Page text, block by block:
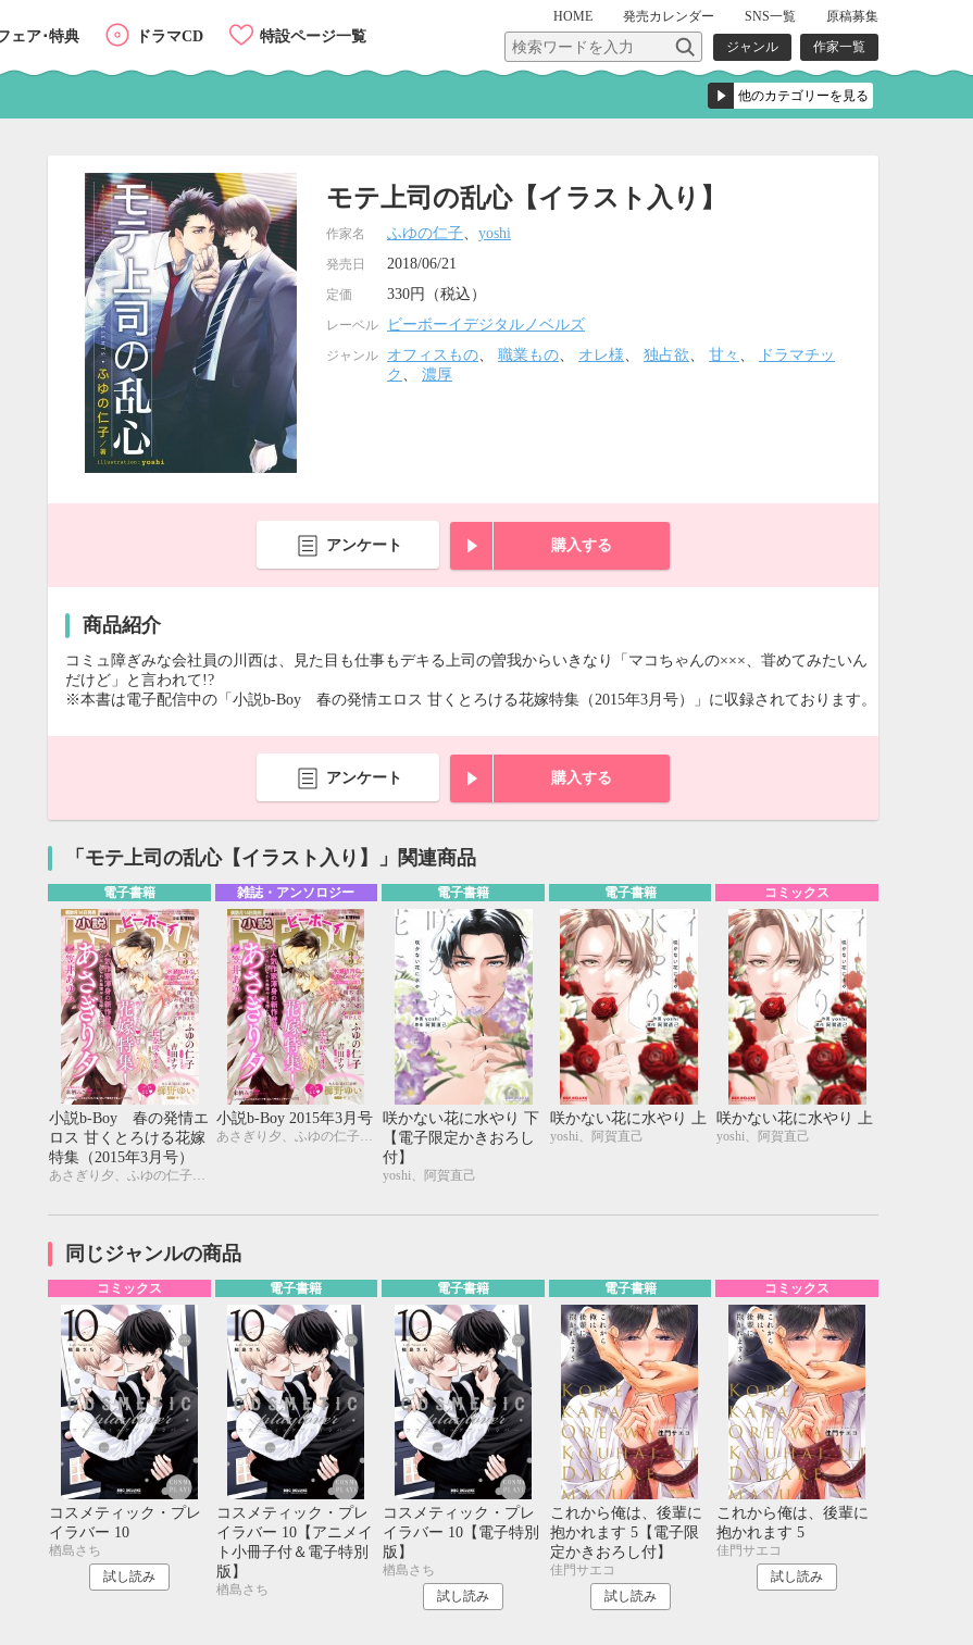
HOME 発売カレンダー SNS一覧
原稿募集
ジャンル
作家一覧
ェア･特典 ドラマCD 特設ページ一覧
モテ上司の乱心【イラスト入り】
作家名 ふゆの仁子、 yoshi
発売日 2018/06/21
定価 330円（税込）
レーベル ビーボーイデジタルノベルズ
ジャンル オフィスもの、 職業もの、 オレ様、 独占欲、 甘々 、
ドラマチッ
ク 、 濃厚
アンケート 購入する
商品紹介
コミュ障ぎみな会社員の川西は、見た目も仕事もデキる上司の曽我からいきなり「マコちゃんの×××、甞めてみたいん
だけど」と言われて!?
※本書は電子配信中の「小説b-Boy 春の発情エロス 甘くとろける花嫁特集（2015年3月号）」に収録されております。
アンケート 購入する
「モテ上司の乱心【イラスト入り】」関連商品
電子書籍
小説b-Boy 春の発情エ
ロス 甘くとろける花嫁
特集（2015年3月号）
雑誌・アンソロジー
小説b-Boy 2015年3月号
あさぎり夕、ふゆの仁子、吉田ナツ、比奈咲カオル、来栖みさ、笠井あゆみ、yoshi、高峰 顕、綺羅かぼす、瑞原ザクロ
電子書籍
咲かない花に水やり 下
【電子限定かきおろし
付】
yoshi、阿賀直己
電子書籍
咲かない花に水やり 上
yoshi、阿賀直己
コミックス
咲かない花に水やり 上
yoshi、阿賀直己
同じジャンルの商品
コミックス
コスメティック・プレ
イラバー 10
楢島さち
試し読み
電子書籍
コスメティック・プレ
イラバー 10【アニメイ
ト小冊子付＆電子特別
版】
楢島さち
電子書籍
コスメティック・プレ
イラバー 10【電子特別
版】
楢島さち
試し読み
電子書籍
これから俺は、後輩に
抱かれます 5【電子限
定かきおろし付】
佳門サエコ
試し読み
コミックス
これから俺は、後輩に
抱かれます 5
佳門サエコ
試し読み
9月
MON TUE WED THU FRI SAT
1 2 4
5
8 9 10 11
12
15 16 18
19
23 24 25
29
10月
SUN MON TUE WED THU FRI SAT
1 2
3
4
5 6 7 8 9
10
12 13 14 15 16
17
19 21 22 23
24
25
26 27 28 29 30 31